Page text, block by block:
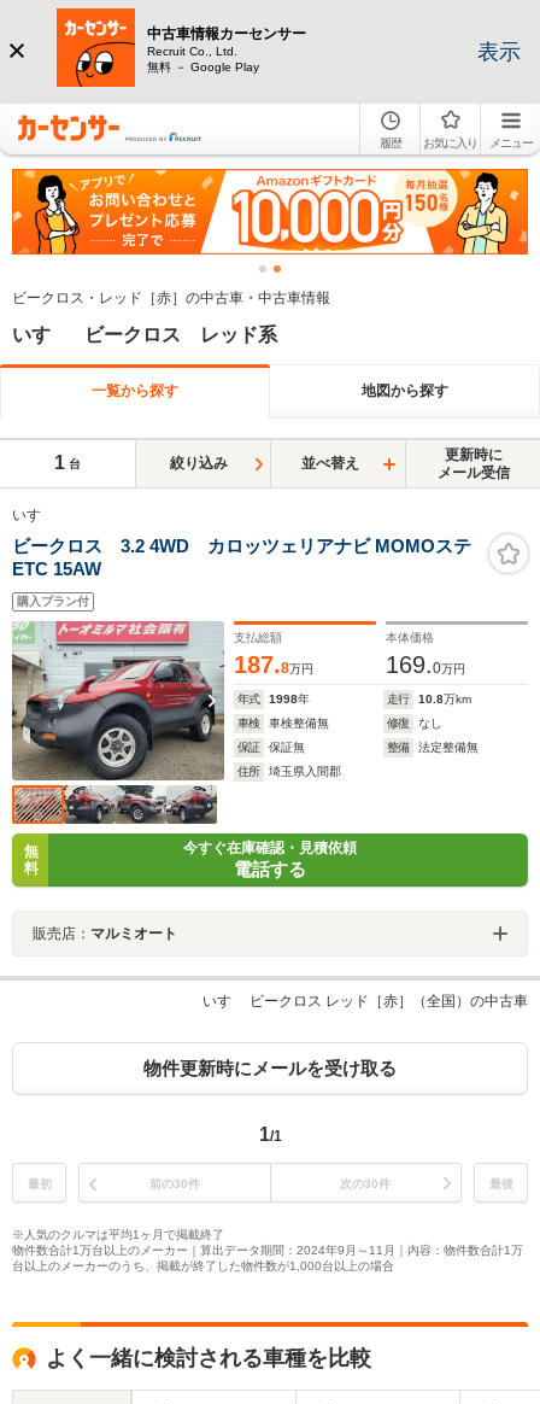
中古車情報カーセンサー
Recruit Co., Ltd.
無料 － Google Play
表示
履歴 お気に入り メニュー
ビークロス・レッド［赤］の中古車・中古車情報
いすゞ ビークロス レッド系
一覧から探す 地図から探す
1 台 絞り込み 並べ替え
更新時に
メール受信
いすゞ
ビークロス 3.2 4WD カロッツェリアナビ MOMOステ
ETC 15AW
購入プラン付
支払総額
187.8万円
本体価格
169.0万円
年式 1998年 走行 10.8万km
車検
車検整備無 修復
なし
保証
保証無 整備
法定整備無
住所
埼玉県入間郡
無
料
今すぐ在庫確認・見積依頼
電話する
販売店： マルミオート
いすゞ ビークロス レッド［赤］（全国）の中古車
物件更新時にメールを受け取る
1/1
最初 前の30件 次の30件 最後
※人気のクルマは平均1ヶ月で掲載終了
物件数合計1万台以上のメーカー｜算出データ期間：2024年9月～11月｜内容：物件数合計1万
台以上のメーカーのうち、掲載が終了した物件数が1,000台以上の場合
よく一緒に検討される車種を比較